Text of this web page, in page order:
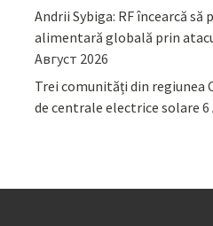
Andrii Sybiga: RF încearcă să
alimentară globală prin
Август 2026
Trei comunități din regiunea
de centrale electrice solare 6